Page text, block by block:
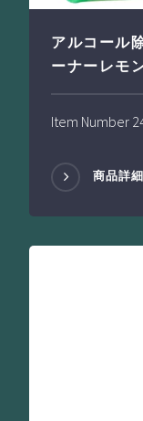
アルコール
ーナーレモ
Item Number
商品詳細